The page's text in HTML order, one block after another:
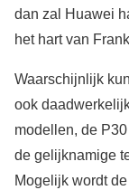
dan zal Huawei
het hart van
Waarschijnlijk
ook
modellen, de
de gelijknamige
Mogelijk wordt